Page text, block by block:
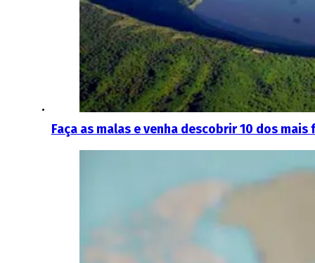
Faça as malas e venha descobrir 10 dos